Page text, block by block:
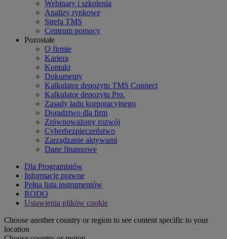
Webinary i szkolenia
Analizy rynkowe
Strefa TMS
Centrum pomocy
Pozostałe
O firmie
Kariera
Kontakt
Dokumenty
Kalkulator depozytu TMS Connect
Kalkulator depozytu Pro.
Zasady ładu korporacyjnego
Doradztwo dla firm
Zrównoważony rozwój
Cyberbezpieczeństwo
Zarządzanie aktywami
Dane finansowe
Dla Programistów
Informacje prawne
Pełna lista instrumentów
RODO
Ustawienia plików cookie
Choose another country or region to see content specific to your
location